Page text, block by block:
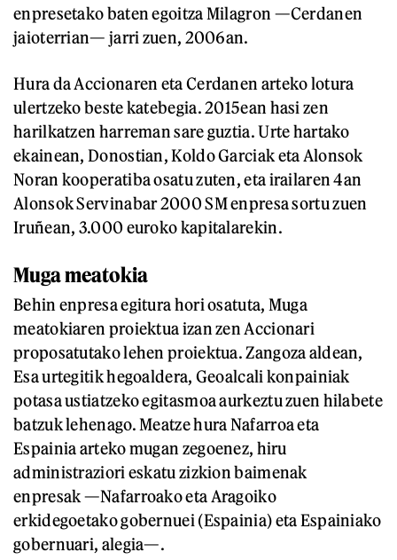
enpresetako baten egoitza Milagron —Cerdanen
jaioterrian— jarri zuen, 2006an.
Hura da Accionaren eta Cerdanen arteko lotura
ulertzeko beste katebegia. 2015ean hasi zen
harilkatzen harreman sare guztia. Urte hartako
ekainean, Donostian, Koldo Garciak eta Alonsok
Noran kooperatiba osatu zuten, eta irailaren 4an
Alonsok Servinabar 2000 SM enpresa sortu zuen
Iruñean, 3.000 euroko kapitalarekin.
Muga meatokia
Behin enpresa egitura hori osatuta, Muga
meatokiaren proiektua izan zen Accionari
proposatutako lehen proiektua. Zangoza aldean,
Esa urtegitik hegoaldera, Geoalcali konpainiak
potasa ustiatzeko egitasmoa aurkeztu zuen hilabete
batzuk lehenago. Meatze hura Nafarroa eta
Espainia arteko mugan zegoenez, hiru
administraziori eskatu zizkion baimenak
enpresak —Nafarroako eta Aragoiko
erkidegoetako gobernuei (Espainia) eta Espainiako
gobernuari, alegia—.